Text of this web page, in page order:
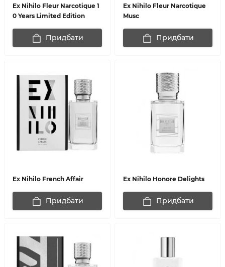
Ex Nihilo Fleur Narcotique 1
0 Years Limited Edition
Придбати
Ex Nihilo Fleur Narcotique
Musc
Придбати
Ex Nihilo French Affair
Придбати
Ex Nihilo Honore Delights
Придбати